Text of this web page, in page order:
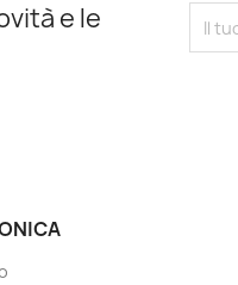
e le